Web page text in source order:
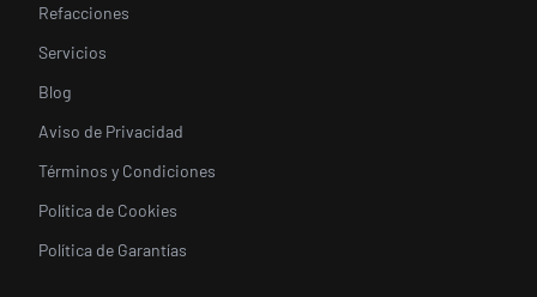
Refacciones
Servicios
Blog
Aviso de Privacidad
Términos y Condiciones
Política de Cookies
Política de Garantías